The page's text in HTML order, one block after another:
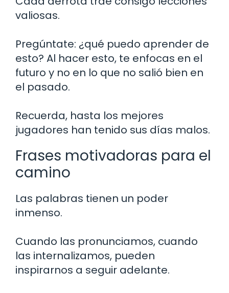
valiosas.
Pregúntate: ¿qué puedo aprender de
esto? Al hacer esto, te enfocas en el
futuro y no en lo que no salió bien en
el pasado.
Recuerda, hasta los mejores
jugadores han tenido sus días malos.
Frases motivadoras para el
camino
Las palabras tienen un poder
inmenso.
Cuando las pronunciamos, cuando
las internalizamos, pueden
inspirarnos a seguir adelante.